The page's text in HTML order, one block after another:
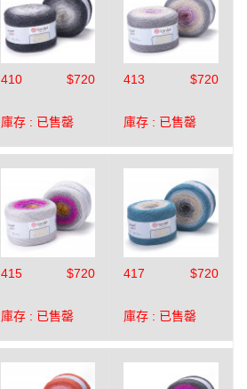
410 $720
庫存 : 已售罄
413 $720
庫存 : 已售罄
415 $720
庫存 : 已售罄
417 $720
庫存 : 已售罄